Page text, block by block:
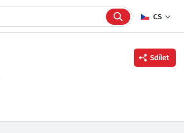
CS
Twitter
Sdílet